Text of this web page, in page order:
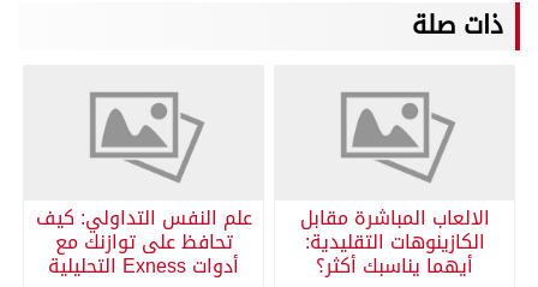
ذات صلة
الالعاب المباشرة مقابل
الكازينوهات التقليدية:
أيهما يناسبك أكثر؟
علم النفس التداولي: كيف
تحافظ على توازنك مع
أدوات Exness التحليلية